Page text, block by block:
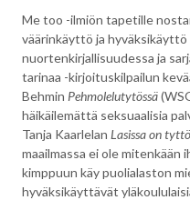
Me too -ilmiön tapetille
väärinkäyttö ja hyväksikäyttö
nuortenkirjallisuudessa ja
tarinaa -kirjoituskilpailun
Behmin Pehmolelutytössä
häikäilemättä seksuaalisia
Tanja Kaarlelan Lasissa on tyttö
maailmassa ei ole
kimppuun käy puolialaston
hyväksikäyttävät